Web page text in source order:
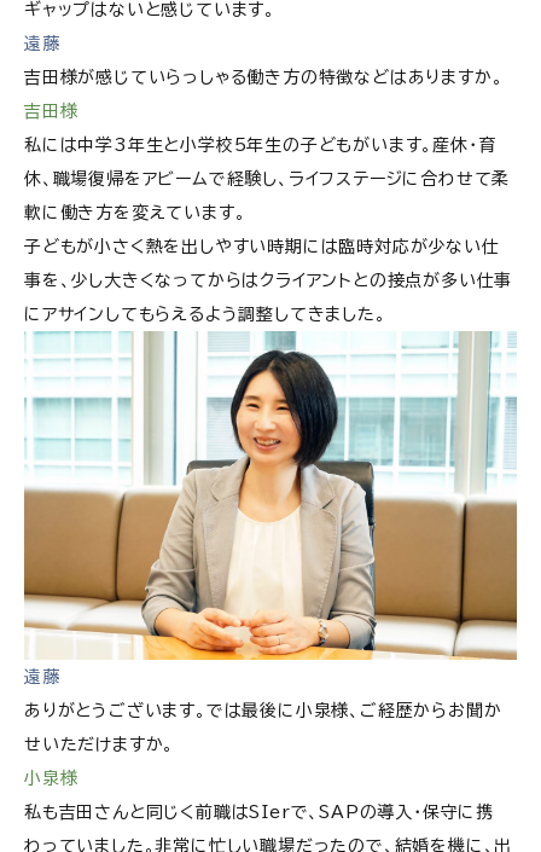
ギャップはないと感じています。
遠藤
吉田様が感じていらっしゃる働き方の特徴などはありますか。
吉田様
私には中学3年生と小学校5年生の子どもがいます。産休・育
休、職場復帰をアビームで経験し、ライフステージに合わせて柔
軟に働き方を変えています。
子どもが小さく熱を出しやすい時期には臨時対応が少ない仕
事を、少し大きくなってからはクライアントとの接点が多い仕事
にアサインしてもらえるよう調整してきました。
遠藤
ありがとうございます。では最後に小泉様、ご経歴からお聞か
せいただけますか。
小泉様
私も吉田さんと同じく前職はSIerで、SAPの導入・保守に携
わっていました。非常に忙しい職場だったので、結婚を機に、出